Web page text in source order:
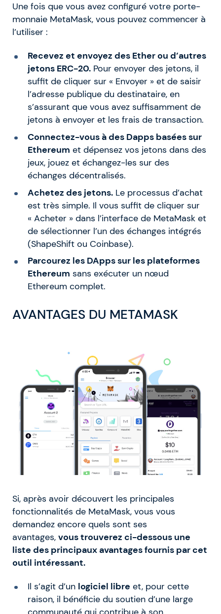
Une fois que vous avez configuré votre porte-
monnaie MetaMask, vous pouvez commencer à
l’utiliser :
Recevez et envoyez des Ether ou d’autres
jetons ERC-20.Pour envoyer des jetons, il
suffit de cliquer sur « Envoyer » et de saisir
l’adresse publique du destinataire, en
s’assurant que vous avez suffisamment de
jetons à envoyer et les frais de transaction.
Connectez-vous à des Dapps basées sur
Ethereum et dépensez vos jetons dans des
jeux, jouez et échangez-les sur des
échanges décentralisés.
Achetez des jetons.Le processus d’achat
est très simple. Il vous suffit de cliquer sur
« Acheter » dans l’interface de MetaMask et
de sélectionner l’un des échanges intégrés
(ShapeShift ou Coinbase).
Parcourez les DApps sur les plateformes
Ethereum sans exécuter un nœud
Ethereum complet.
AVANTAGES DU METAMASK
Si, après avoir découvert les principales
fonctionnalités de MetaMask, vous vous
demandez encore quels sont ses
avantages, vous trouverez ci-dessous une
liste des principaux avantages fournis par cet
outil intéressant.
Il s’agit d’un logiciel libre et, pour cette
raison, il bénéficie du soutien d’une large